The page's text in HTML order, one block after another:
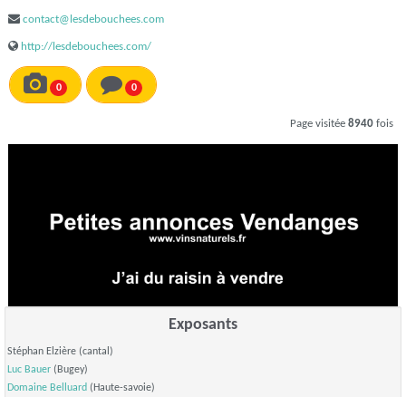
contact@lesdebouchees.com
http://lesdebouchees.com/
0 0
Page visitée 8940 fois
Exposants
Stéphan Elzière (cantal)
Luc Bauer (Bugey)
Domaine Belluard (Haute-savoie)